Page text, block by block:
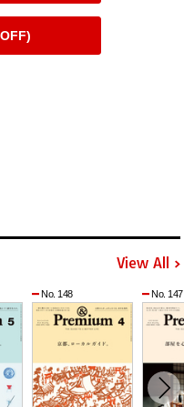
View All
No. 148 No. 147